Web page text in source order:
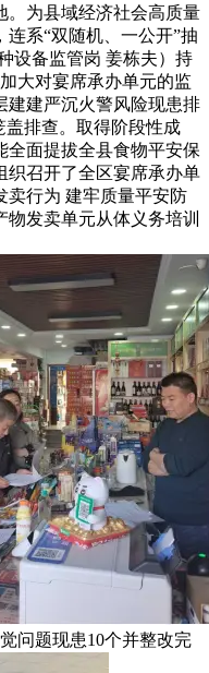
。为县域经济社会高质量
系“双随机、一公开”抽
设备监管岗 姜栋夫）持
大对宴席承办单元的监
建建严沉火警风险现患排
盖排查。取得阶段性成
全面提拔全县食物平安保
织召开了全区宴席承办单
卖行为 建牢质量平安防
发卖单元从体义务培训
问题现患10个并整改完